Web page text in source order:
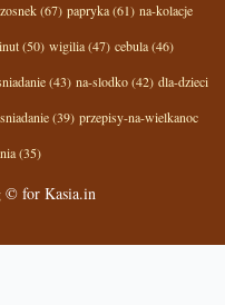
(67) papryka (61) na-kolacje
(50) wigilia (47) cebula (46)
(43) na-slodko (42) dla-dzieci
sniadanie (39) przepisy-na-wielkanoc
(35)
© for Kasia.in